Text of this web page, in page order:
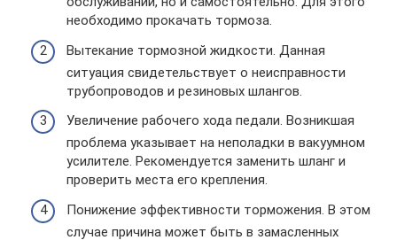
необходимо прокачать тормоза.
Вытекание тормозной жидкости. Данная
ситуация свидетельствует о неисправности
трубопроводов и резиновых шлангов.
Увеличение рабочего хода педали. Возникшая
проблема указывает на неполадки в вакуумном
усилителе. Рекомендуется заменить шланг и
проверить места его крепления.
Понижение эффективности торможения. В этом
случае причина может быть в замасленных